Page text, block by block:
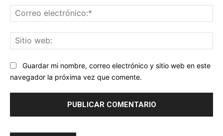
Guardar mi nombre, correo electrónico y sitio web en este
navegador la próxima vez que comente.